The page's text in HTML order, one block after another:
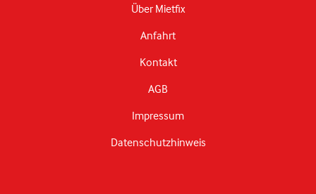
Über Mietfix
Anfahrt
Kontakt
AGB
Impressum
Datenschutzhinweis